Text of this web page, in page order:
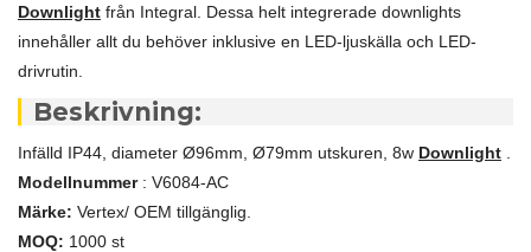
Downlight från Integral. Dessa helt integrerade downlights
innehåller allt du behöver inklusive en LED-ljuskälla och LED-
drivrutin.
Beskrivning:
Infälld IP44, diameter Ø96mm, Ø79mm utskuren, 8w Downlight
Modellnummer: V6084-AC
Märke: Vertex/ OEM tillgänglig.
MOQ: 1000 st